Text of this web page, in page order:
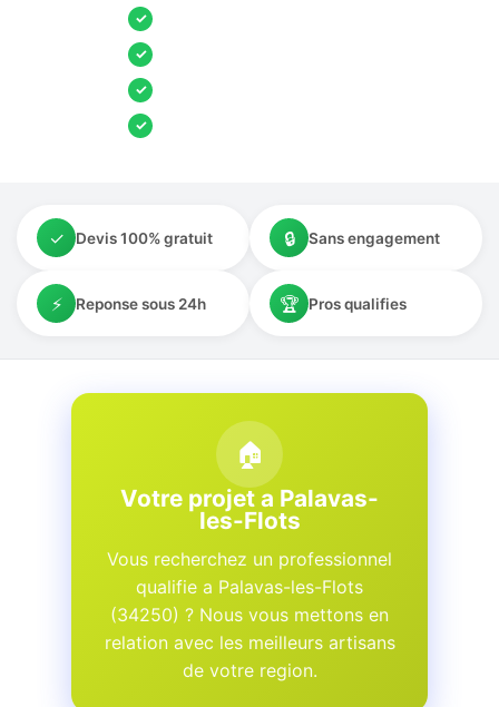
✓
✓
✓
✓
✓ Devis 100% gratuit 🔒 Sans engagement
⚡ Reponse sous 24h 🏆 Pros qualifies
🏠
Votre projet a Palavas-
les-Flots
Vous recherchez un professionnel
qualifie a Palavas-les-Flots
(34250) ? Nous vous mettons en
relation avec les meilleurs artisans
de votre region.